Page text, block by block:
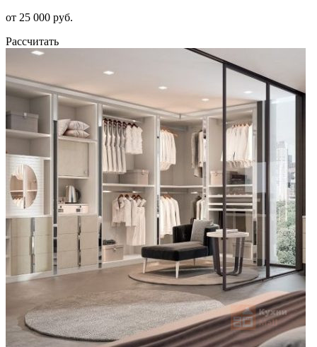
от 25 000 руб.
Рассчитать